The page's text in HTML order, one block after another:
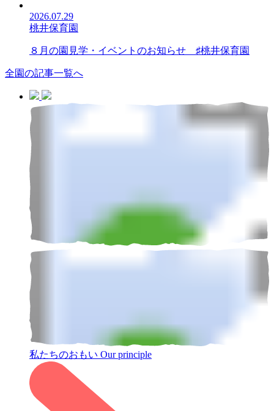
2026.07.29
桃井保育園
８月の園見学・イベントのお知らせ ♯桃井保育園
全園の記事一覧へ
私たちのおもい Our principle